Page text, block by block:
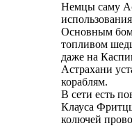
Немцы саму
Основным
топливом
даже на
Астрахани
кораблям.
В сети есть
Клауса
колючей